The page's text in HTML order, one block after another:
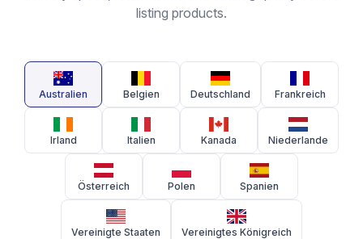
listing products.
Australien Belgien Deutschland Frankreich
Irland Italien Kanada Niederlande
Österreich Polen Spanien
Vereinigte Staaten Vereinigtes Königreich